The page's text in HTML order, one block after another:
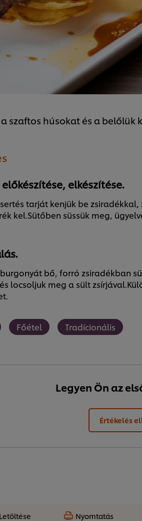
szaftos húsokat és a belőlük
előkészítése, elkészítése.
tarját kenjük be
kel.Sütőben süssük meg,
bő, forró zsiradékban
locsoljuk meg a sült
Főétel Tradícionális
Legyen Ön az
Értékelés
Nyomtatás